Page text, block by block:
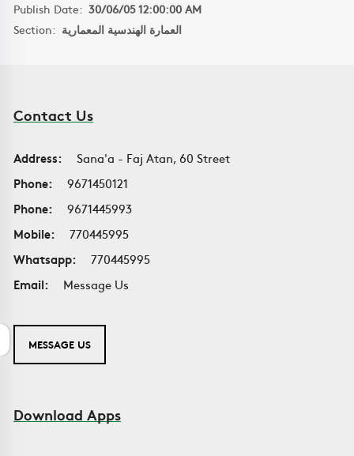
Publish Date: 30/06/05 12:00:00 AM
Section: العمارة الهندسية المعمارية
Contact Us
Address:
Sana'a - Faj Atan, 60 Street
Phone:
9671450121
Phone:
9671445993
Mobile:
770445995
Whatsapp:
770445995
Email:
Message Us
MESSAGE US
Download Apps